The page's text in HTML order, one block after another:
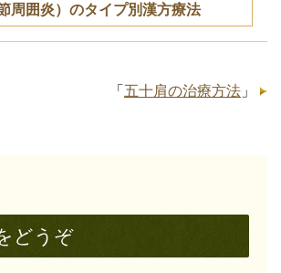
周囲炎）のタイプ別漢方療法
「 五十肩の治療方法 」
どうぞ